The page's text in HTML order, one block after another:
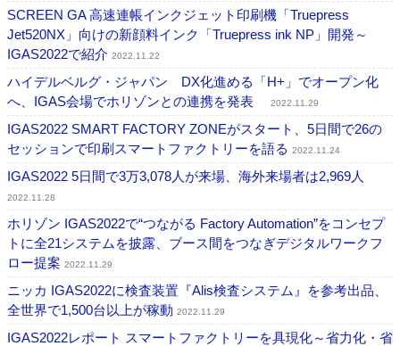
SCREEN GA 高速連帳インクジェット印刷機「Truepress
Jet520NX」向けの新顔料インク「Truepress ink NP」開発～
IGAS2022で紹介 2022.11.22
ハイデルベルグ・ジャパン DX化進める「H+」でオープン化
へ、IGAS会場でホリゾンとの連携を発表
2022.11.29
IGAS2022 SMART FACTORY ZONEがスタート、5日間で26の
セッションで印刷スマートファクトリーを語る 2022.11.24
IGAS2022 5日間で3万3,078人が来場、海外来場者は2,969人
2022.11.28
ホリゾン IGAS2022で“つながる Factory Automation”をコンセプ
トに全21システムを披露、ブース間をつなぎデジタルワークフ
ロー提案 2022.11.29
ニッカ IGAS2022に検査装置『Alis検査システム』を参考出品、
全世界で1,500台以上が稼動 2022.11.29
IGAS2022レポート スマートファクトリーを具現化～省力化・省